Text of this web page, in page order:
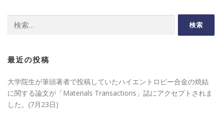
索:
最近の投稿
大学院生が筆頭著者で投稿していたハイエントロピー合金の焼結
に関する論文が「Materials Transactions」誌にアクセプトされま
した。(7月23日)